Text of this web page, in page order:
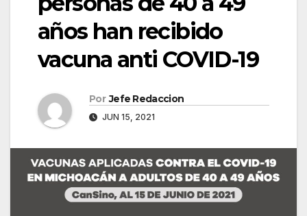
años han recibido
vacuna anti COVID-19
Por Jefe Redaccion
JUN 15, 2021